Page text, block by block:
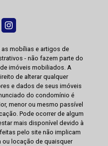
mobílias e artigos de
- não fazem parte do
imóveis mobiliados. A
de alterar qualquer
e dados de seus imóveis
do condomínio é
menor ou mesmo passível
Pode ocorrer de algum
mais disponível devido à
pelo site não implicam
ou locação de quaisquer